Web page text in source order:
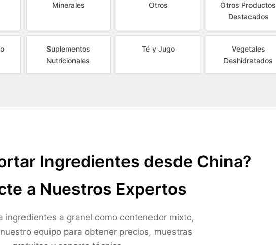
Minerales Otros
Otros Productos
Destacados
Suplementos
Nutricionales
Té y Jugo
Vegetales
Deshidratados
Ingredientes desde China?
a Nuestros Expertos
ingredientes a granel como contenedor mixto,
equipo para obtener precios, muestras